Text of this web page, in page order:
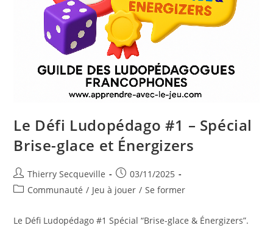
Le Défi Ludopédago #1 – Spécial
Brise-glace et Énergizers
Auteur/autrice
de
Thierry Secqueville
Publication
publiée :
03/11/2025
PostCommunauté / Jeu à jouer / Se former
Le Défi Ludopédago #1 Spécial “Brise-glace & Énergizers”.